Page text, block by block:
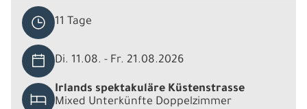
11 Tage
Di. 11.08. - Fr. 21.08.2026
Irlands spektakuläre Küstenstrasse
Mixed Unterkünfte Doppelzimmer